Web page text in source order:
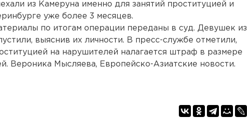
из Камеруна именно для занятий проституцией и
уже более 3 месяцев.
по итогам операции переданы в суд. Девушек из
выяснив их личности. В пресс-службе отметили,
на нарушителей налагается штраф в размере
Вероника Мысляева, Европейско-Азиатские новости.